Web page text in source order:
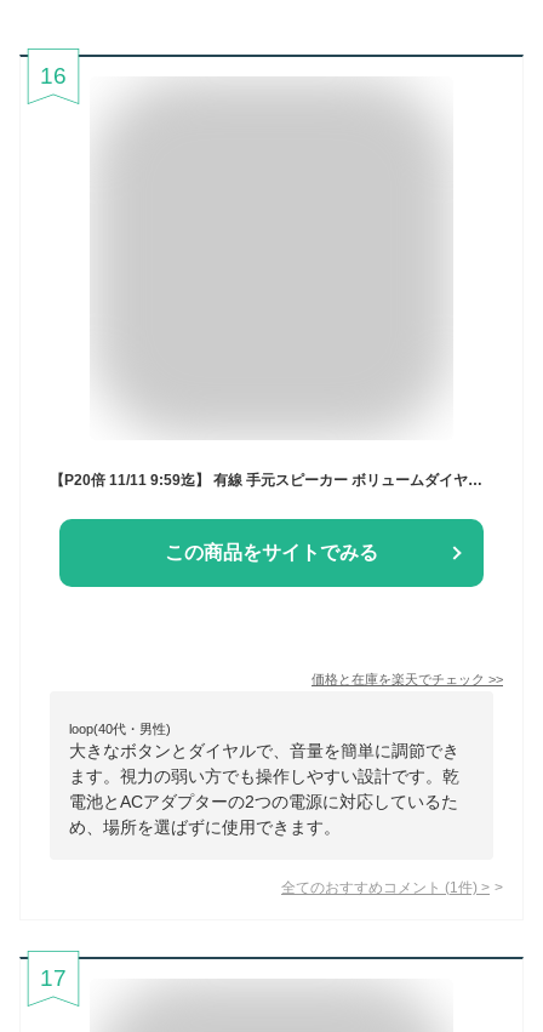
16
【P20倍 11/11 9:59迄】 有線 手元スピーカー ボリュームダイヤル搭載 5m YTS-30 ホワイト テレビスピーカー 補聴 高齢者 乾電池 テレビ会議 TVスピーカー AC 乾電池 2電源対応 イヤホン端子付 山善 YAMAZEN キュリオム Qriom 【送料無料】 1104P
この商品をサイトでみる
価格と在庫を楽天でチェック >>
loop(40代・男性)
大きなボタンとダイヤルで、音量を簡単に調節でき
ます。視力の弱い方でも操作しやすい設計です。乾
電池とACアダプターの2つの電源に対応しているた
め、場所を選ばずに使用できます。
全てのおすすめコメント (1 件) >
17